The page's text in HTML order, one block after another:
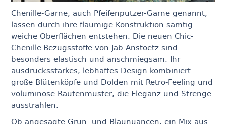
Chenille-Garne, auch Pfeifenputzer-Garne genannt,
lassen durch ihre flaumige Konstruktion samtig
weiche Oberflächen entstehen. Die neuen Chic-
Chenille-Bezugsstoffe von Jab-Anstoetz sind
besonders elastisch und anschmiegsam. Ihr
ausdrucksstarkes, lebhaftes Design kombiniert
große Blütenköpfe und Dolden mit Retro-Feeling und
voluminöse Rautenmuster, die Eleganz und Strenge
ausstrahlen.
Ob angesagte Grün- und Blaunuancen, ein Mix aus